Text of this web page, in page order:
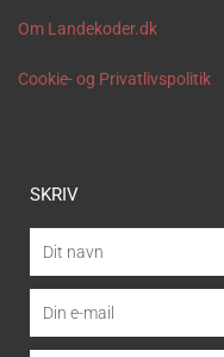
Om Landekoder.dk
Cookie- og Privatlivspolitik
SKRIV